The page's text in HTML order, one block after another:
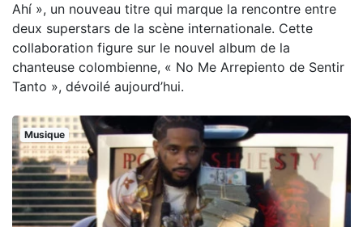
Ahí », un nouveau titre qui marque la rencontre entre
deux superstars de la scène internationale. Cette
collaboration figure sur le nouvel album de la
chanteuse colombienne, « No Me Arrepiento de Sentir
Tanto », dévoilé aujourd’hui.
Musique